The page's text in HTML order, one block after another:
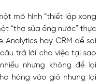
mô hình “thiết lập xong
“thợ sửa ống nước” thực
hay CRM để soi
trả lời cho việc tại sao
nhưng không để lại
hàng vào giỏ nhưng lại